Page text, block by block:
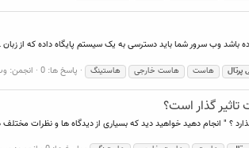
پرتال هاست هاست خارجی هاستینگ پاسخ ها: 0 انجمن: